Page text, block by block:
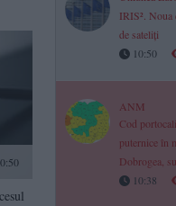
IRIS². Noua
de sateliți
10:50
ANM
Cod
puternice în
Dobrogea,
10:38